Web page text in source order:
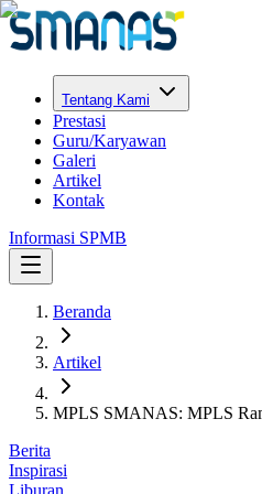
Tentang Kami
Prestasi
Guru/Karyawan
Galeri
Artikel
Kontak
Informasi SPMB
Beranda
Artikel
MPLS SMANAS: MPLS
Berita
Inspirasi
Liburan